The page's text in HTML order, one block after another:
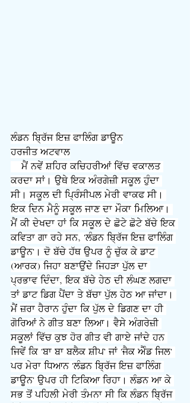
ਲੰਡਨ ਬ੍ਰਿੱਜ ਇਜ਼ ਫਾਲਿੰਗ ਡਾਊਨ
ਹਰਜੀਤ ਅਟਵਾਲ
ਮੈਂ ਨਵੇਂ ਸ਼ਹਿਰ ਕਚਿਹਰੀਆਂ ਵਿੱਚ ਵਕਾਲਤ
ਕਰਦਾ ਸਾਂ। ਉਥੇ ਇਕ ਅੰਰਗੇਜ਼ੀ ਸਕੂਲ ਹੁੰਦਾ
ਸੀ। ਸਕੂਲ ਦੀ ਪ੍ਰਿੰਸੀਪਲ ਮੇਰੀ ਵਾਕਫ ਸੀ।
ਇਕ ਦਿਨ ਮੈਨੂੰ ਸਕੂਲ ਜਾਣ ਦਾ ਮੌਕਾ ਮਿਲਿਆ।
ਮੈਂ ਕੀ ਦੇਖਦਾ ਹਾਂ ਕਿ ਸਕੂਲ ਦੇ ਛੋਟੇ ਛੋਟੇ ਬੱਚੇ ਇਕ
ਕਵਿਤਾ ਗਾ ਰਹੇ ਸਨ, 'ਲੰਡਨ ਬ੍ਰਿੱਜ ਇਜ਼ ਫਾਲਿੰਗ
ਡਾਊਨ'। ਦੋ ਬੱਚੇ ਹੱਥ ਉਪਰ ਨੂੰ ਚੁੱਕ ਕੇ ਡਾਟ
(ਆਰਕ) ਜਿਹਾ ਬਣਾਉਂਦੇ ਜਿਹੜਾ ਪੁੱਲ ਦਾ
ਪ੍ਰਭਾਵ ਦਿੰਦਾ, ਇਕ ਬੱਚੇ ਹੇਠ ਦੀ ਲੰਘਣ ਲਗਦਾ
ਤਾਂ ਡਾਟ ਡਿਗ ਪੈਂਦਾ ਤੇ ਬੱਚਾ ਪੁੱਲ ਹੇਠ ਆ ਜਾਂਦਾ।
ਮੈਂ ਜ਼ਰਾ ਹੈਰਾਨ ਹੁੰਦਾ ਕਿ ਪੁੱਲ ਦੇ ਡਿਗਣ ਦਾ ਹੀ
ਗੋਰਿਆਂ ਨੇ ਗੀਤ ਬਣਾ ਲਿਆ। ਵੈਸੇ ਅੰਗਰੇਜ਼ੀ
ਸਕੂਲਾਂ ਵਿੱਚ ਕੁਝ ਹੋਰ ਗੀਤ ਵੀ ਗਾਏ ਜਾਂਦੇ ਹਨ
ਜਿਵੇਂ ਕਿ 'ਬਾ ਬਾ ਬਲੈਕ ਸ਼ੀਪ' ਜਾਂ 'ਜੈਕ ਐੰਡ ਜਿਲ'
ਪਰ ਮੇਰਾ ਧਿਆਨ 'ਲੰਡਨ ਬ੍ਰਿੱਜ ਇਜ਼ ਫਾਲਿੰਗ
ਡਾਊਨ' ਉਪਰ ਹੀ ਟਿਕਿਆ ਰਿਹਾ। ਲੰਡਨ ਆ ਕੇ
ਸਭ ਤੋਂ ਪਹਿਲੀ ਮੇਰੀ ਤੰਮਨਾ ਸੀ ਕਿ ਲੰਡਨ ਬ੍ਰਿੱਜ